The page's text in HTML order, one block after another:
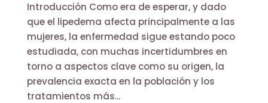
Introducción Como era de esperar, y dado
que el lipedema afecta principalmente a las
mujeres, la enfermedad sigue estando poco
estudiada, con muchas incertidumbres en
torno a aspectos clave como su origen, la
prevalencia exacta en la población y los
tratamientos más...